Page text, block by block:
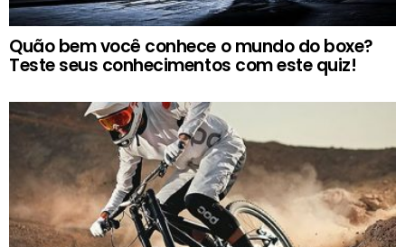
Quão bem você conhece o mundo do boxe?
Teste seus conhecimentos com este quiz!